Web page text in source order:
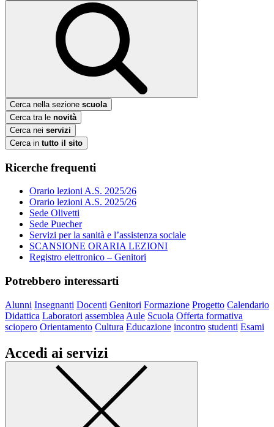
Cerca nella sezione scuola
Cerca tra le novità
Cerca nei servizi
Cerca in tutto il sito
Ricerche frequenti
Orario lezioni A.S. 2025/26
Orario lezioni A.S. 2025/26
Sede Olivetti
Sede Puecher
Servizi per la sanità e l’assistenza sociale
SCANSIONE ORARIA LEZIONI
Registro elettronico – Genitori
Potrebbero interessarti
Alunni Insegnanti Docenti Genitori Formazione Progetto Calendario
Didattica Laboratori assemblea Aule Scuola Offerta formativa
sciopero Orientamento Cultura Educazione incontro studenti Esami
Accedi ai servizi